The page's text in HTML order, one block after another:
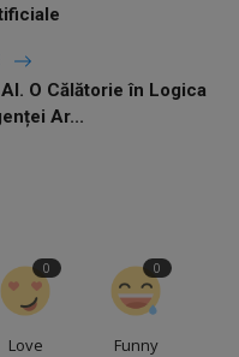
O Călătorie în Logica
Ar...
Love
0
Funny
0